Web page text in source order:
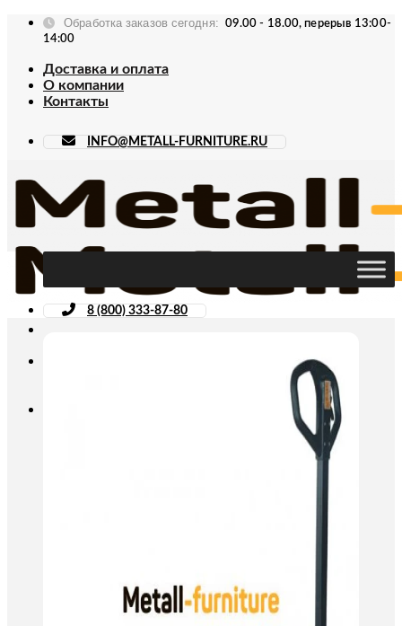
Skip
Обработка заказов сегодня:
09.00 - 18.00, перерыв 13:00-
14:00
Доставка и оплата
О компании
Контакты
INFO@METALL-FURNITURE.RU
8 (800) 333-87-80